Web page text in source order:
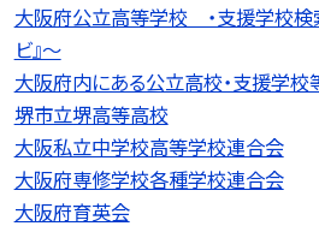
大阪府公立高等学校 ・支援学校検
ビ』〜
大阪府内にある公立高校・支援学
堺市立堺高等高校
大阪私立中学校高等学校連合会
大阪府専修学校各種学校連合会
大阪府育英会